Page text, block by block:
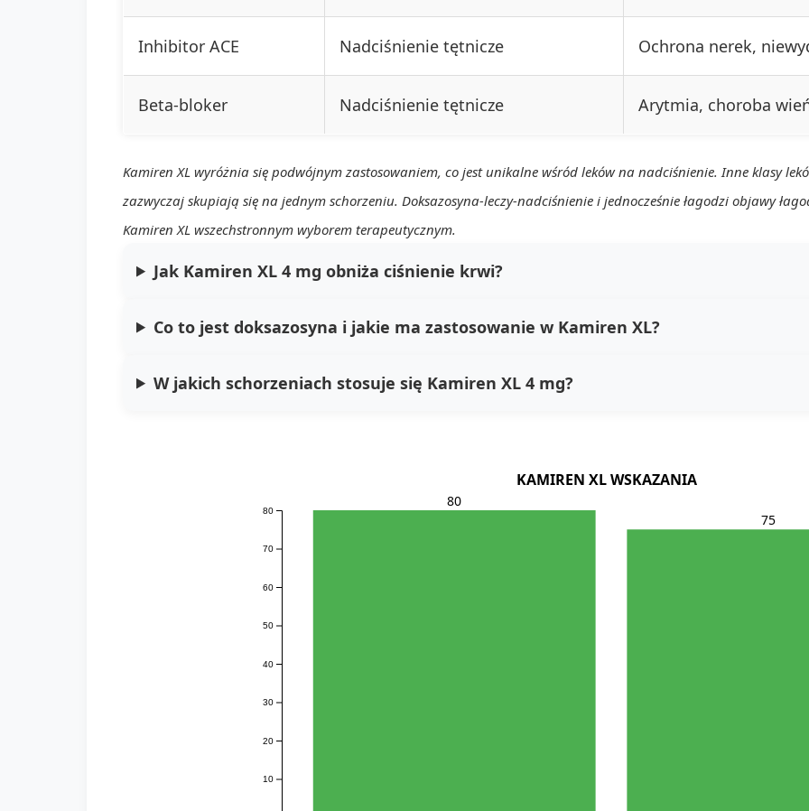
Inhibitor ACE Nadciśnienie tętnicze Ochrona nerek,
Beta-bloker Nadciśnienie tętnicze Arytmia, choroba
Kamiren XL wyróżnia się podwójnym zastosowaniem, co jest unikalne wśród leków na nadciśnienie. Inne klasy
zazwyczaj skupiają się na jednym schorzeniu. Doksazosyna-leczy-nadciśnienie i jednocześnie łagodzi objawy
Kamiren XL wszechstronnym wyborem terapeutycznym.
Jak Kamiren XL 4 mg obniża ciśnienie krwi?
Co to jest doksazosyna i jakie ma zastosowanie w Kamiren XL?
W jakich schorzeniach stosuje się Kamiren XL 4 mg?
KAMIREN XL WSKAZANIA
10
20
30
40
50
60
70
80
80
75